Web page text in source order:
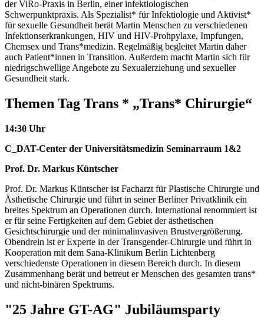
der ViRo-Praxis in Berlin, einer infektiologischen
Schwerpunktpraxis. Als Spezialist* für Infektiologie und Aktivist*
für sexuelle Gesundheit berät Martin Menschen zu verschiedenen
Infektionserkrankungen, HIV und HIV-Prohpylaxe, Impfungen,
Chemsex und Trans*medizin. Regelmäßig begleitet Martin daher
auch Patient*innen in Transition. Außerdem macht Martin sich für
niedrigschwellige Angebote zu Sexualerziehung und sexueller
Gesundheit stark.
Themen Tag Trans * „Trans* Chirurgie“
14:30 Uhr
C_DAT-Center der Universitätsmedizin Seminarraum 1&2
Prof. Dr. Markus Küntscher
Prof. Dr. Markus Küntscher ist Facharzt für Plastische Chirurgie und
Ästhetische Chirurgie und führt in seiner Berliner Privatklinik ein
breites Spektrum an Operationen durch. International renommiert ist
er für seine Fertigkeiten auf dem Gebiet der ästhetischen
Gesichtschirurgie und der minimalinvasiven Brustvergrößerung.
Obendrein ist er Experte in der Transgender-Chirurgie und führt in
Kooperation mit dem Sana-Klinikum Berlin Lichtenberg
verschiedenste Operationen in diesem Bereich durch. In diesem
Zusammenhang berät und betreut er Menschen des gesamten trans*
und nicht-binären Spektrums.
"25 Jahre GT-AG" Jubiläumsparty